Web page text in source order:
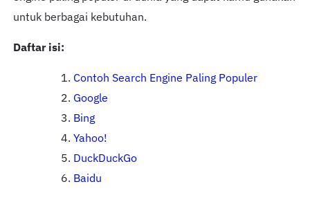
untuk berbagai kebutuhan.
Daftar isi:
Contoh Search Engine Paling Populer
Google
Bing
Yahoo!
DuckDuckGo
Baidu